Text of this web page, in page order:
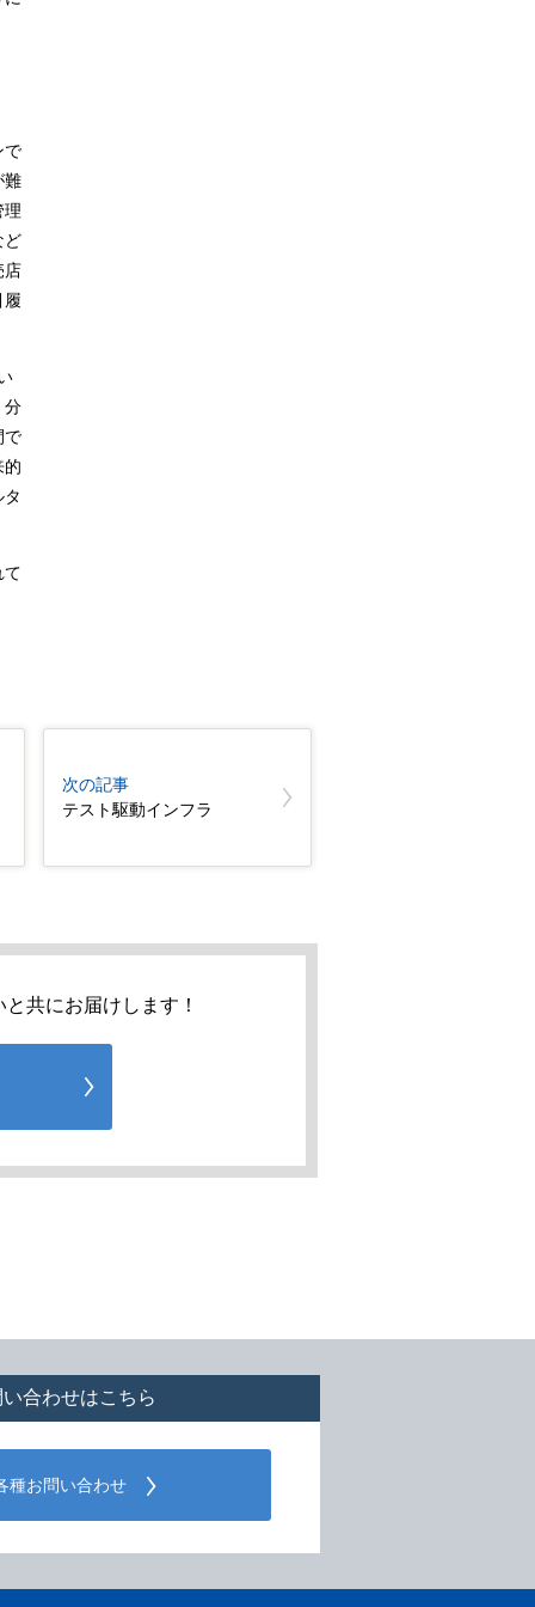
で
難
理
ど
店
履
分
で
的
て
次の記事
テスト駆動インフラ
共にお届けします！
合わせはこちら
種お問い合わせ